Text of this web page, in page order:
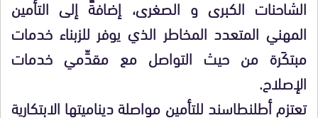
الشاحنات الكبرى و الصغرى، إضافةً إلى التأمين
المهني المتعدد المخاطر الذي يوفر للزبناء خدمات
مبتكَرة من حيث التواصل مع مقدِّمي خدمات
الإصلاح.
تعتزم أطلنطاسند للتأمين مواصلة ديناميتها الابتكارية